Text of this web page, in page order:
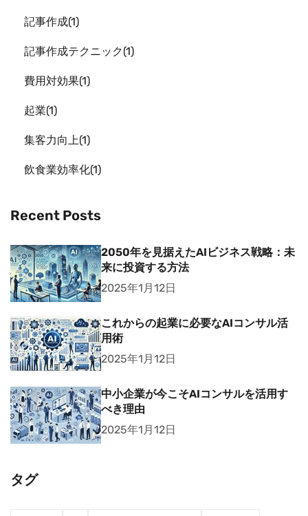
記事作成 1
記事作成テクニック 1
費用対効果 1
起業 1
集客力向上 1
飲食業効率化 1
Recent Posts
2050年を見据えたAIビジネス戦略：未
来に投資する方法
2025年1月12日
これからの起業に必要なAIコンサル活
用術
2025年1月12日
中小企業が今こそAIコンサルを活用す
べき理由
2025年1月12日
タグ